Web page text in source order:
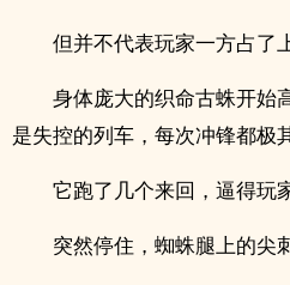
但并不代表玩家一方占了
身体庞大的织命古蛛开始
是失控的列车，每次冲锋都极
它跑了几个来回，逼得玩
突然停住，蜘蛛腿上的尖